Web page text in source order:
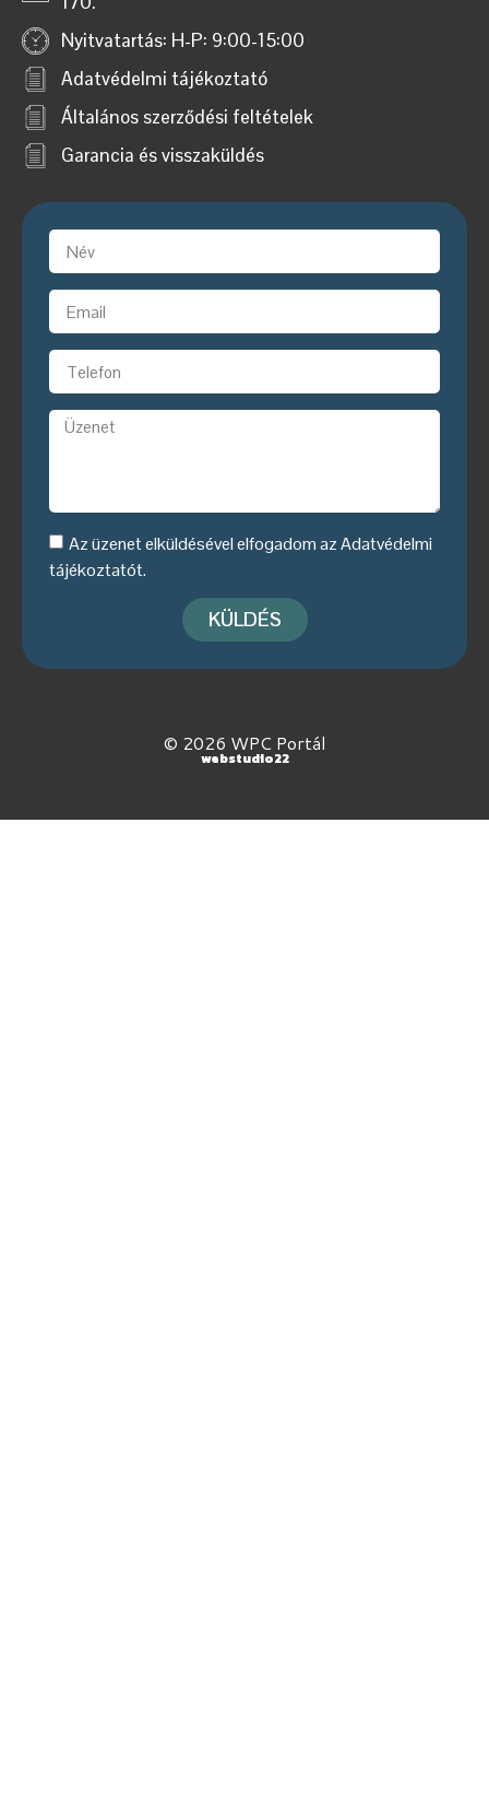
Nyitvatartás: H-P: 9:00-15:00
Adatvédelmi tájékoztató
Általános szerződési feltételek
Garancia és visszaküldés
Az üzenet elküldésével elfogadom azAdatvédelmi
tájékoztatót.
KÜLDÉS
© 2026 WPC Portál
webstudio22